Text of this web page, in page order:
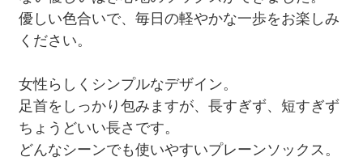
優しい色合いで、毎日の軽やかな一歩をお楽しみ
ください。
女性らしくシンプルなデザイン。
足首をしっかり包みますが、長すぎず、短すぎず
ちょうどいい長さです。
どんなシーンでも使いやすいプレーンソックス。